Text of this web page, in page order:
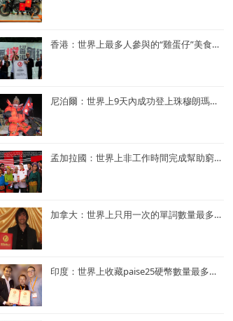
香港：世界上最多人參與的“雞蛋仔”美食活動——謝霆鋒陳奕迅香港“雞蛋仔”美食活動
尼泊爾：世界上9天內成功登上珠穆朗瑪峰次數最多—— Kame Sherpa
孟加拉國：世界上非工作時間完成幫助窮人的項目最多的央行行長——孟加拉央行行長Atiur Rahman博士
加拿大：世界上只用一次的單詞數量最多的小說——《Je ne le repeterai pas》
印度：世界上收藏paise25硬幣數量最多的人—— Mr. Rahul G. Keshwani